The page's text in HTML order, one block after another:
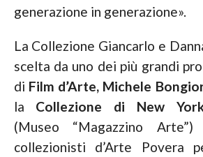
generazione in generazione».
La Collezione Giancarlo e
scelta da uno dei più grandi
di Film d’Arte, Michele
la Collezione di New
(Museo “Magazzino
collezionisti d’Arte